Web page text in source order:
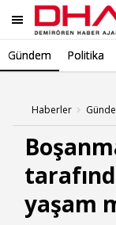
Gündem Politika
Haberler
yaşam